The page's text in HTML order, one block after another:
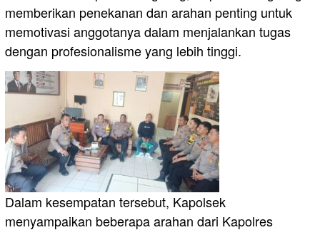
memberikan penekanan dan arahan penting untuk
memotivasi anggotanya dalam menjalankan tugas
dengan profesionalisme yang lebih tinggi.
Dalam kesempatan tersebut, Kapolsek
menyampaikan beberapa arahan dari Kapolres